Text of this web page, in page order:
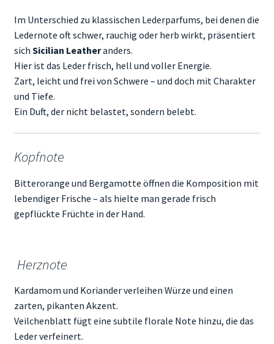
Im Unterschied zu klassischen Lederparfums, bei denen die
Ledernote oft schwer, rauchig oder herb wirkt, präsentiert
sich Sicilian Leatheranders.
Hier ist das Leder frisch, hell und voller Energie.
Zart, leicht und frei von Schwere – und doch mit Charakter
und Tiefe.
Ein Duft, der nicht belastet, sondern belebt.
Kopfnote
Bitterorange und Bergamotte öffnen die Komposition mit
lebendiger Frische – als hielte man gerade frisch
gepflückte Früchte in der Hand.
Herznote
Kardamom und Koriander verleihen Würze und einen
zarten, pikanten Akzent.
Veilchenblatt fügt eine subtile florale Note hinzu, die das
Leder verfeinert.